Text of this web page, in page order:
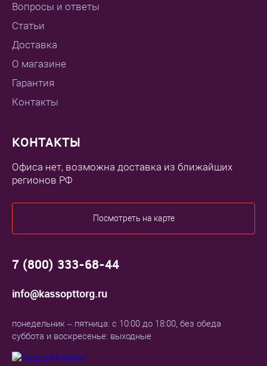
Вопросы и ответы
Статьи
Доставка
О магазине
Гарантия
Контакты
КОНТАКТЫ
Офиса нет, возможна доставка из ближайших
регионов РФ
Посмотреть на карте
7 (800) 333-68-44
info@kassopttorg.ru
понедельник – пятница: с 10:00 до 18:00, без обеда
суббота и воскресенье: выходные